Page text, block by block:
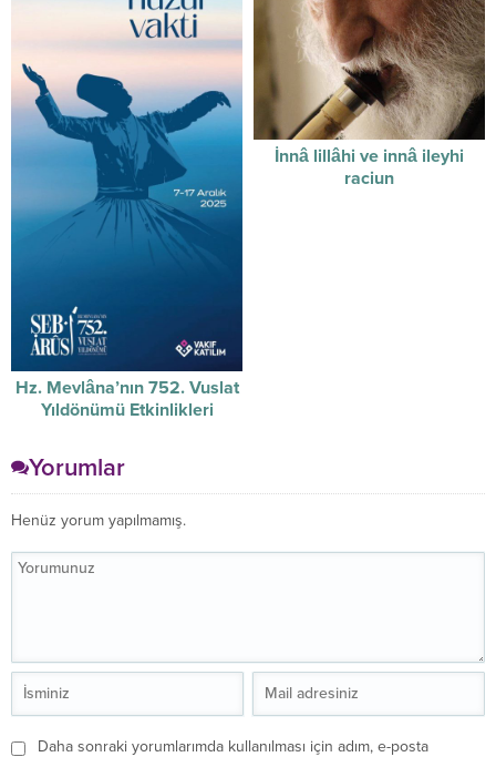
Hz. Mevlâna’nın 752. Vuslat
Yıldönümü Etkinlikleri
İnnâ lillâhi ve innâ ileyhi
raciun
Yorumlar
Henüz yorum yapılmamış.
Daha sonraki yorumlarımda kullanılması için adım, e-posta